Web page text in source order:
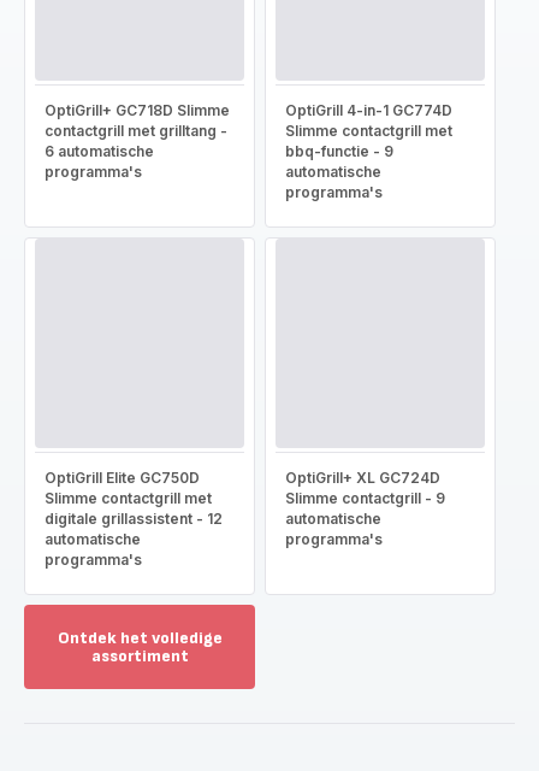
OptiGrill+ GC718D Slimme
contactgrill met grilltang -
6 automatische
programma's
OptiGrill 4-in-1 GC774D
Slimme contactgrill met
bbq-functie - 9
automatische
programma's
OptiGrill Elite GC750D
Slimme contactgrill met
digitale grillassistent - 12
automatische
programma's
OptiGrill+ XL GC724D
Slimme contactgrill - 9
automatische
programma's
Ontdek het volledige
assortiment